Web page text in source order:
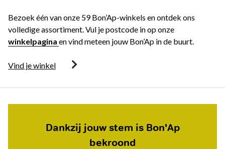
Bezoek één van onze 59 Bon’Ap-winkels en ontdek ons
volledige assortiment. Vul je postcode in op onze
winkelpagina en vind meteen jouw Bon’Ap in de buurt.
Vind je winkel
Dankzij jouw stem is Bon'Ap
bekroond